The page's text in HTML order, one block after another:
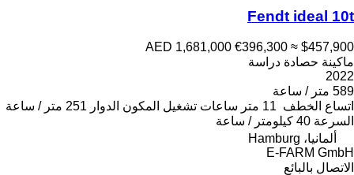
Fendt ideal 10t
AED 1,681,000 €396,300 ≈ $457,900
ماكينة حصادة دراسة
2022
589 متر / ساعة
اتساع الخطف 11 متر ساعات تشغيل المكون الدوار 251 متر / ساعة
السرعة 40 كيلومتر / ساعة
ألمانيا، Hamburg
E-FARM GmbH
الاتصال بالبائع